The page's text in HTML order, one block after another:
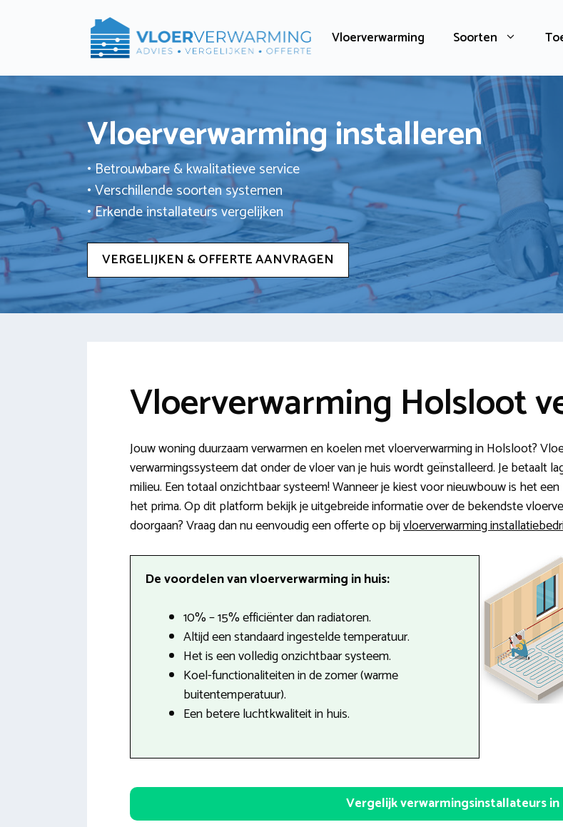
Vloerverwarming Soorten
Vloerverwarming installeren
• Betrouwbare & kwalitatieve service
• Verschillende soorten systemen
• Erkende installateurs vergelijken
VERGELIJKEN & OFFERTE AANVRAGEN
Vloerverwarming Holsloot
Jouw woning duurzaam verwarmen en koelen met vloerverwarming in Holsloot?
verwarmingssysteem dat onder de vloer van je huis wordt geïnstalleerd. Je betaalt
milieu. Een totaal onzichtbaar systeem! Wanneer je kiest voor nieuwbouw is het
het prima. Op dit platform bekijk je uitgebreide informatie over de bekendste
doorgaan? Vraag dan nu eenvoudig een offerte op bijvloerverwarming
De voordelen van vloerverwarming in huis:
10% – 15% efficiënter dan radiatoren.
Altijd een standaard ingestelde temperatuur.
Het is een volledig onzichtbaar systeem.
Koel-functionaliteiten in de zomer (warme
buitentemperatuur).
Een betere luchtkwaliteit in huis.
Vergelijk verwarmingsinstallateurs